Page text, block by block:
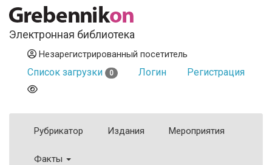
Электронная библиотека
Незарегистрированный посетитель
Список загрузки 0 Логин Регистрация
Рубрикатор Издания Мероприятия
Факты